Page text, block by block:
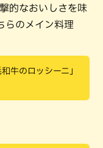
的なおいしさを味
らのメイン料理
牛のロッシーニ」